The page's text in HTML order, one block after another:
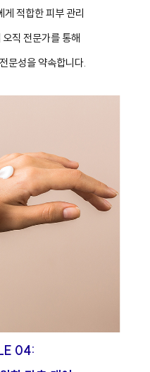
게 적합한 피부 관리
직 전문가를 통해
문성을 약속합니다.
04: